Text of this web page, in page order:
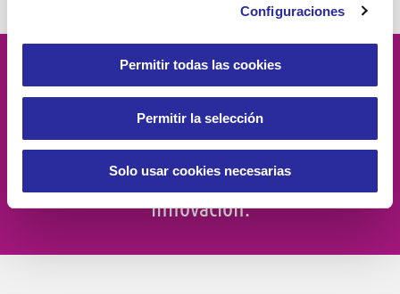
Configuraciones
Permitir todas las cookies
Permitir la selección
Solo usar cookies necesarias
Velamos porla dignidadde las
personas, elcompromiso social
proximidad, laexcelencia
innovación.